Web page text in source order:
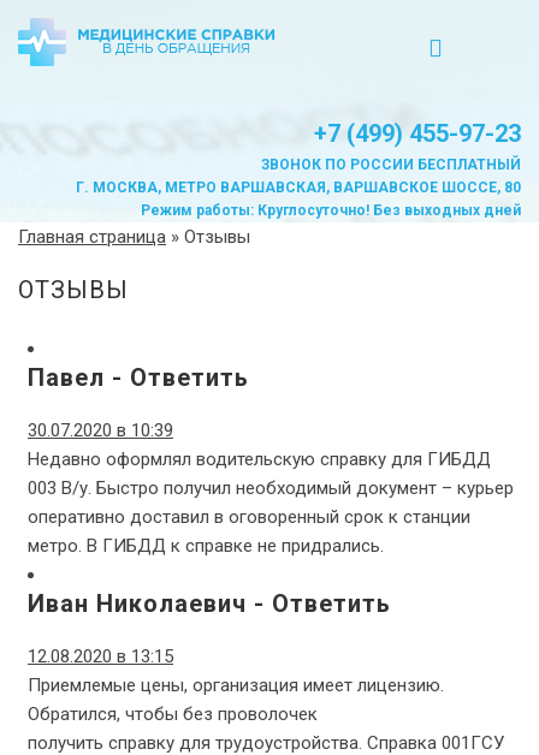
+7 (499) 455-97-23
ЗВОНОК ПО РОССИИ БЕСПЛАТНЫЙ
Г. МОСКВА, МЕТРО ВАРШАВСКАЯ, ВАРШАВСКОЕ ШОССЕ, 80
Режим работы: Круглосуточно! Без выходных дней
Главная страница » Отзывы
ОТЗЫВЫ
Павел - Ответить
30.07.2020 в 10:39
Недавно оформлял водительскую справку для ГИБДД
003 В/у. Быстро получил необходимый документ – курьер
оперативно доставил в оговоренный срок к станции
метро. В ГИБДД к справке не придрались.
Иван Николаевич - Ответить
12.08.2020 в 13:15
Приемлемые цены, организация имеет лицензию.
Обратился, чтобы без проволочек
получить справку для трудоустройства. Справка 001ГСУ